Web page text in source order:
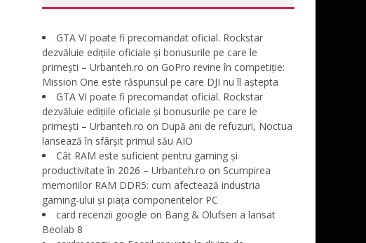
GTA VI poate fi precomandat oficial. Rockstar
dezvăluie edițiile oficiale și bonusurile pe care le
primești – Urbanteh.ro on GoPro revine în competiție:
Mission One este răspunsul pe care DJI nu îl aștepta
GTA VI poate fi precomandat oficial. Rockstar
dezvăluie edițiile oficiale și bonusurile pe care le
primești – Urbanteh.ro on După ani de refuzuri, Noctua
lansează în sfârșit primul său AIO
Cât RAM este suficient pentru gaming și
productivitate în 2026 – Urbanteh.ro on Scumpirea
memoriilor RAM DDR5: cum afectează industria
gaming-ului și piața componentelor PC
card recenzii google on Bang & Olufsen a lansat
Beolab 8